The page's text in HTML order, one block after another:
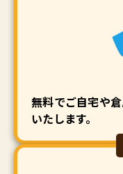
無料でご自宅や
いたします。